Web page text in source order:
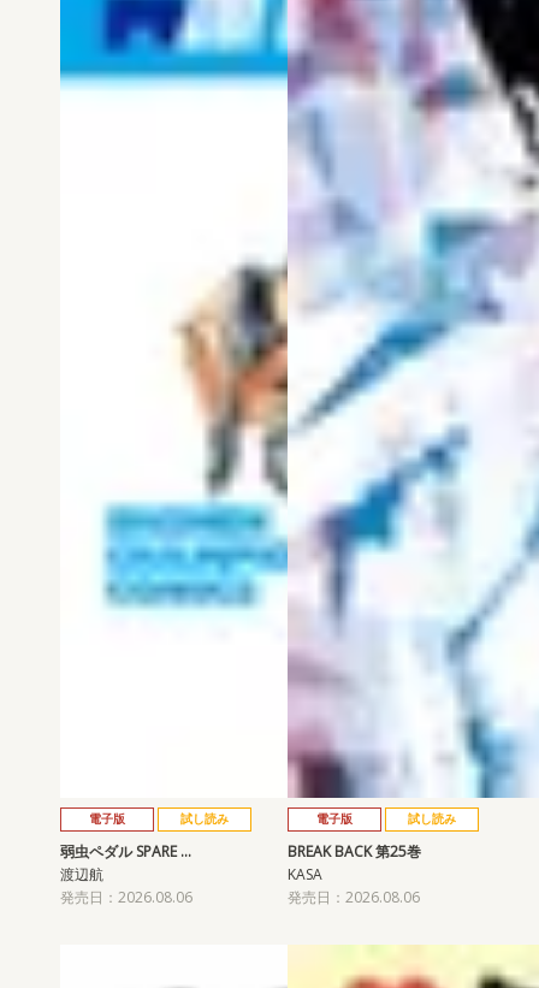
電子版 試し読み
弱虫ペダル SPARE …
渡辺航
発売日：2026.08.06
電子版 試し読み
BREAK BACK 第25巻
KASA
発売日：2026.08.06